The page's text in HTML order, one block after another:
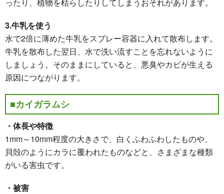
3.牛乳を使う
水で2倍に薄めた牛乳をスプレー容器に入れて散布します。
牛乳を散布した翌日、水で洗い流すことを忘れないように
しましょう。そのままにしていると、悪臭やカビが生える
原因につながります。
■カイガラムシ
・体長や特徴
1mm～10mm程度の大きさで、白くふわふわしたものや、
貝殻のようにカラに覆われたものなどと、さまざまな種類
がいる害虫です。
・被害